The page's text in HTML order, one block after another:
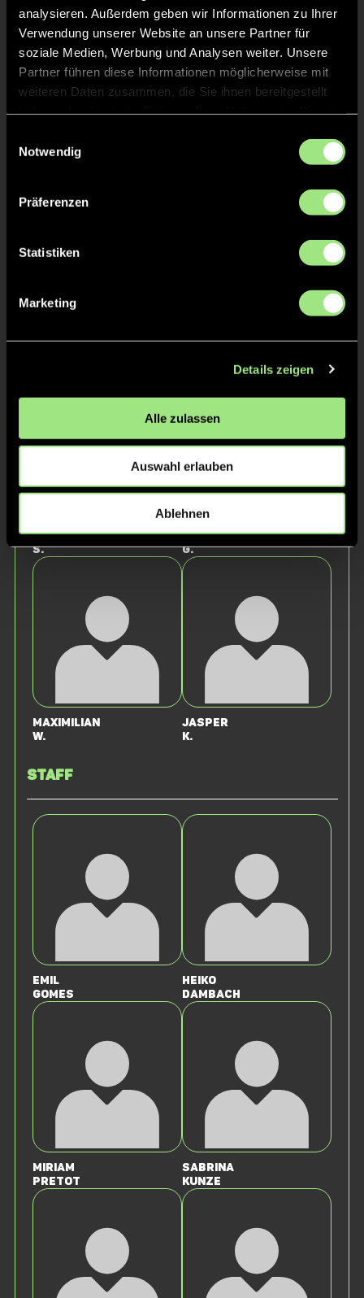
analysieren. Außerdem geben wir Informationen zu Ihrer
Verwendung unserer Website an unsere Partner für
soziale Medien, Werbung und Analysen weiter. Unsere
Partner führen diese Informationen möglicherweise mit
weiteren Daten zusammen, die Sie ihnen bereitgestellt
Notwendig
Präferenzen
Statistiken
Marketing
Details zeigen
Alle zulassen
Auswahl erlauben
Ablehnen
Otto
Maximilian
S.
Rafael
G.
Maximilian
W.
Jasper
K.
Staff
Emil
Gomes
Heiko
Dambach
Miriam
Pretot
Sabrina
Kunze